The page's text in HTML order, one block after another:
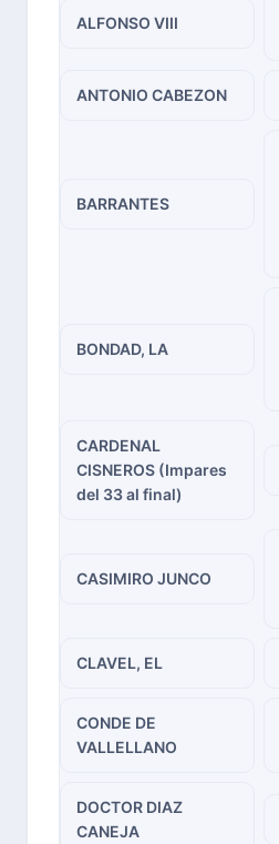
ALFONSO VIII
ANTONIO CABEZON
BARRANTES
BONDAD, LA
CARDENAL
CISNEROS (Impares
del 33 al final)
CASIMIRO JUNCO
CLAVEL, EL
CONDE DE
VALLELLANO
DOCTOR DIAZ
CANEJA